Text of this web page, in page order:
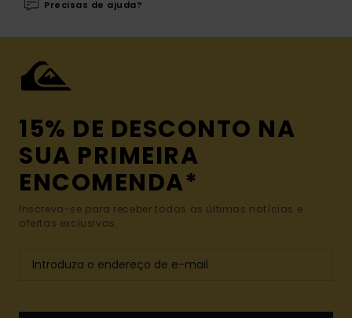
Precisas de ajuda?
15% DE DESCONTO NA
SUA PRIMEIRA
ENCOMENDA*
Inscreva-se para receber todas as últimas notícias e
ofertas exclusivas.